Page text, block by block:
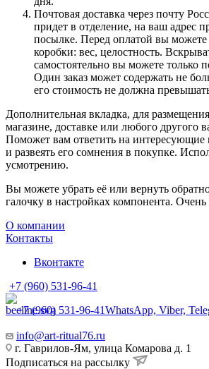
Почтовая доставка через почту
придет в отделение, на ваш адрес
посылке. Перед оплатой вы можете
коробки: вес, целостность.
самостоятельно вы можете только
Один заказ может содержать не
его стоимость не должна
Дополнительная вкладка, для
магазине, доставке или любого другого
Поможет вам ответить на интересующие
и развеять его сомнения в покупке.
усмотрению.
Вы можете убрать её или вернуть
галочку в настройках компонента. Очень
О компании
Контакты
Вконтакте
+7 (960) 531-96-41
+7 (960) 531-96-41WhatsApp, Viber,
info@art-ritual76.ru
г. Гаврилов-Ям, улица Комарова д. 1
Подписаться на рассылку